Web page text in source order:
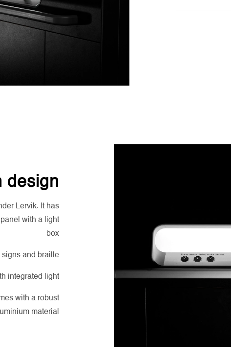
design
Lervik. It has
with a light
box.
and braille.
integrated light.
with a robust
material.